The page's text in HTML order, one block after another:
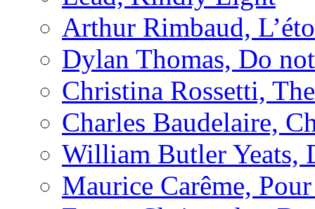
Arthur Rimbaud,
Dylan Thomas, Do
Christina Rossetti,
Charles Baudelaire,
William Butler Yeats,
Maurice Carême,